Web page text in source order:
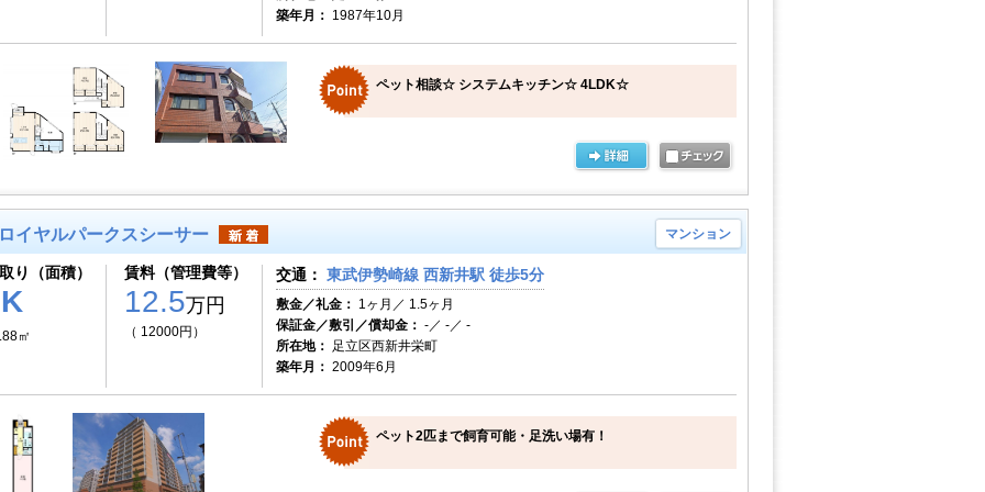
築年月： 1987年10月
ペット相談☆ システムキッチン☆ 4LDK☆
イヤルパークスシーサー マンション
り（面積）
㎡
賃料（管理費等）
12.5万円
（ 12000円）
交通： 東武伊勢崎線 西新井駅 徒歩5分
敷金／礼金： 1ヶ月／ 1.5ヶ月
保証金／敷引／償却金： -／ -／ -
所在地： 足立区西新井栄町
築年月： 2009年6月
ペット2匹まで飼育可能・足洗い場有！